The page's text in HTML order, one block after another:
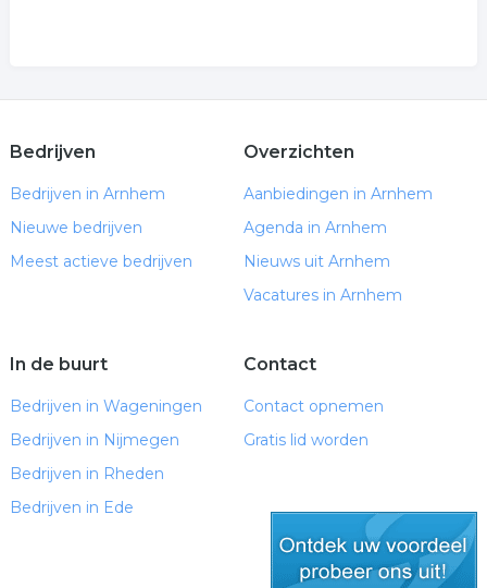
Bedrijven
Bedrijven in Arnhem
Nieuwe bedrijven
Meest actieve bedrijven
Overzichten
Aanbiedingen in Arnhem
Agenda in Arnhem
Nieuws uit Arnhem
Vacatures in Arnhem
In de buurt
Bedrijven in Wageningen
Bedrijven in Nijmegen
Bedrijven in Rheden
Bedrijven in Ede
Contact
Contact opnemen
Gratis lid worden